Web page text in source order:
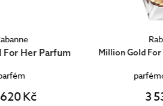
Rabanne
Her Pure Jasmine
voda
3 530 Kč 3